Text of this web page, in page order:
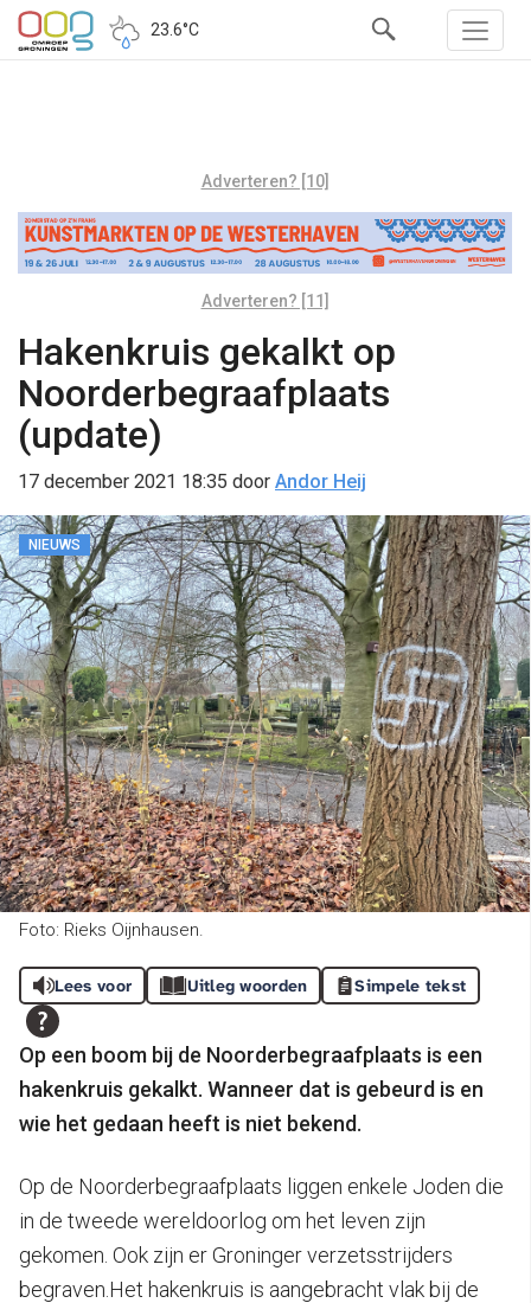
23.6°C
Adverteren? [10]
Adverteren? [11]
Hakenkruis gekalkt op
Noorderbegraafplaats
(update)
17 december 2021 18:35 door Andor Heij
NIEUWS
Foto: Rieks Oijnhausen.
Lees voor Uitleg woorden Simpele tekst
Op een boom bij de Noorderbegraafplaats is een
hakenkruis gekalkt. Wanneer dat is gebeurd is en
wie het gedaan heeft is niet bekend.
Op de Noorderbegraafplaats liggen enkele Joden die
in de tweede wereldoorlog om het leven zijn
gekomen. Ook zijn er Groninger verzetsstrijders
begraven.Het hakenkruis is aangebracht vlak bij de